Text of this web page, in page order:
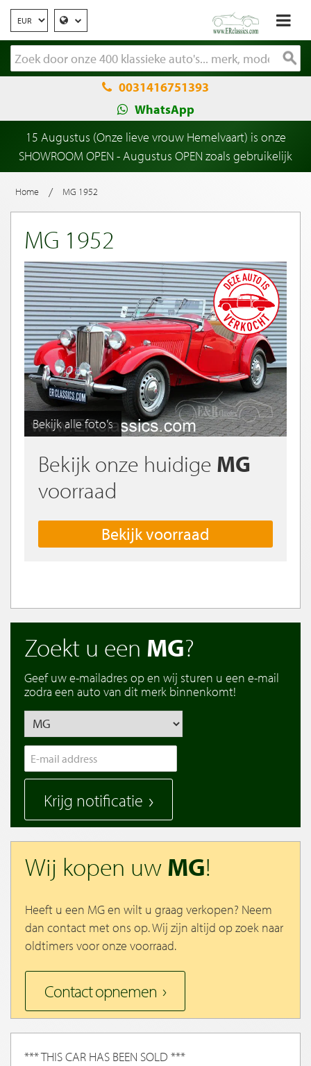
0031416751393
WhatsApp
15 Augustus (Onze lieve vrouw Hemelvaart) is onze
SHOWROOM OPEN - Augustus OPEN zoals gebruikelijk
Home / MG 1952
MG 1952
Bekijk alle foto's
Bekijk onze huidige MG
voorraad
Bekijk voorraad
Zoekt u een MG?
Geef uw e-mailadres op en wij sturen u een e-mail
zodra een auto van dit merk binnenkomt!
Krijg notificatie
Wij kopen uw MG!
Heeft u een MG en wilt u graag verkopen? Neem
dan contact met ons op. Wij zijn altijd op zoek naar
oldtimers voor onze voorraad.
Contact opnemen
*** THIS CAR HAS BEEN SOLD ***